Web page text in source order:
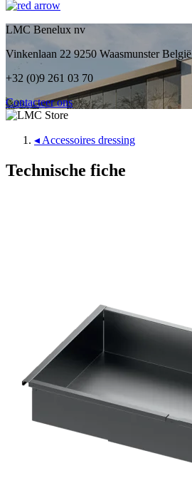
LMC Benelux nv
Vinkenlaan 22 9250 Waasmunster België
+32 (0)9 261 03 70
Contacteer ons
◂ Accessoires dressing
Technische fiche